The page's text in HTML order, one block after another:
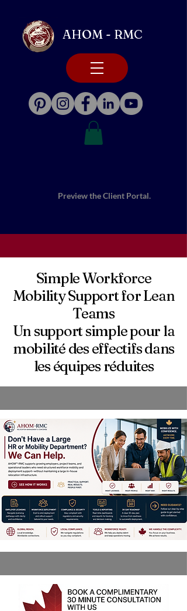
AHOM - RMC
Preview the Client Portal.
Simple Workforce
Mobility Support for Lean
Teams
Un support simple pour la
mobilité des effectifs dans
les équipes réduites